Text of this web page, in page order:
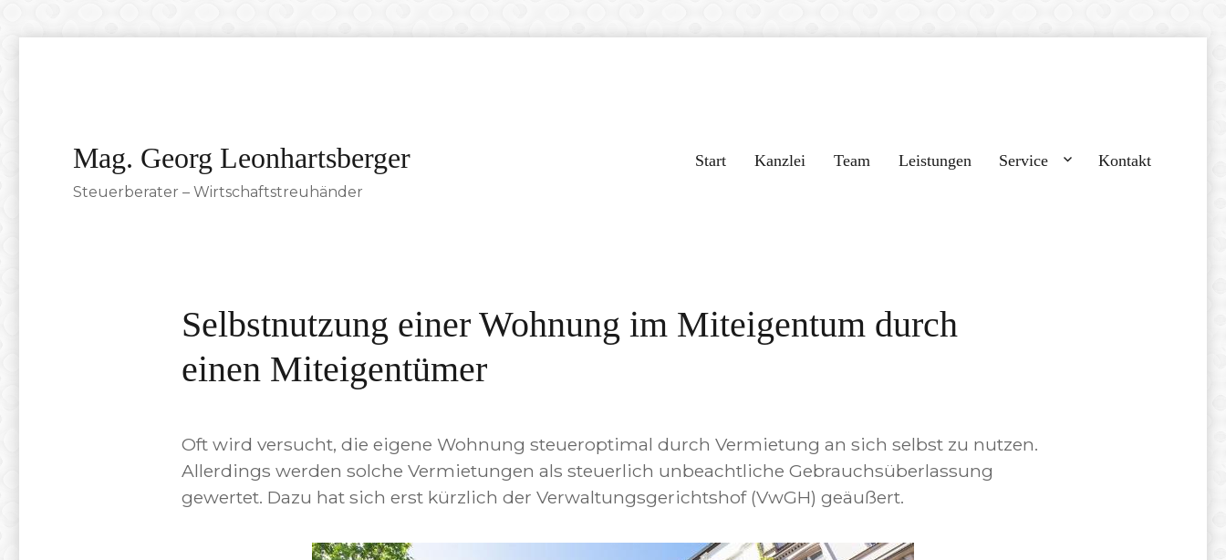
Mag. Georg Leonhartsberger
Steuerberater – Wirtschaftstreuhänder
Start Kanzlei Team Leistungen Service Kontakt
Selbstnutzung einer Wohnung im Miteigentum durch
einen Miteigentümer
Oft wird versucht, die eigene Wohnung steueroptimal durch Vermietung an sich selbst zu nutzen.
Allerdings werden solche Vermietungen als steuerlich unbeachtliche Gebrauchsüberlassung
gewertet. Dazu hat sich erst kürzlich der Verwaltungsgerichtshof (VwGH) geäußert.